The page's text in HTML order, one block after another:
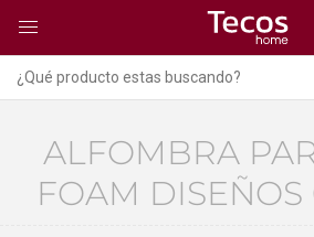
ALFOMBRA
FOAM DISEÑOS